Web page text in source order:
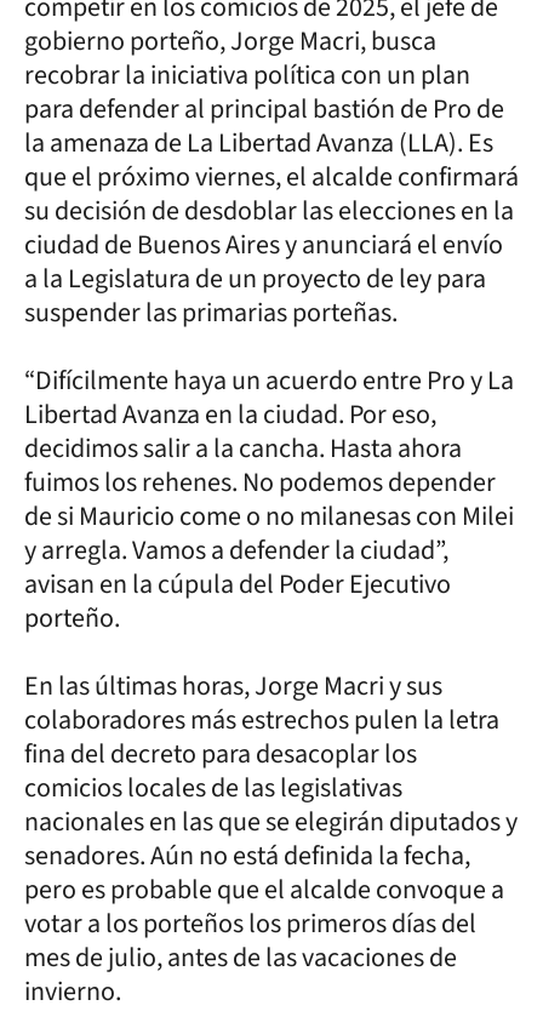
gobierno porteño, Jorge Macri, busca
recobrar la iniciativa política con un plan
para defender al principal bastión de Pro de
la amenaza de La Libertad Avanza (LLA). Es
que el próximo viernes, el alcalde confirmará
su decisión de desdoblar las elecciones en la
ciudad de Buenos Aires y anunciará el envío
a la Legislatura de un proyecto de ley para
suspender las primarias porteñas.
“Difícilmente haya un acuerdo entre Pro y La
Libertad Avanza en la ciudad. Por eso,
decidimos salir a la cancha. Hasta ahora
fuimos los rehenes. No podemos depender
de si Mauricio come o no milanesas con Milei
y arregla. Vamos a defender la ciudad”,
avisan en la cúpula del Poder Ejecutivo
porteño.
En las últimas horas, Jorge Macri y sus
colaboradores más estrechos pulen la letra
fina del decreto para desacoplar los
comicios locales de las legislativas
nacionales en las que se elegirán diputados y
senadores. Aún no está definida la fecha,
pero es probable que el alcalde convoque a
votar a los porteños los primeros días del
mes de julio, antes de las vacaciones de
invierno.